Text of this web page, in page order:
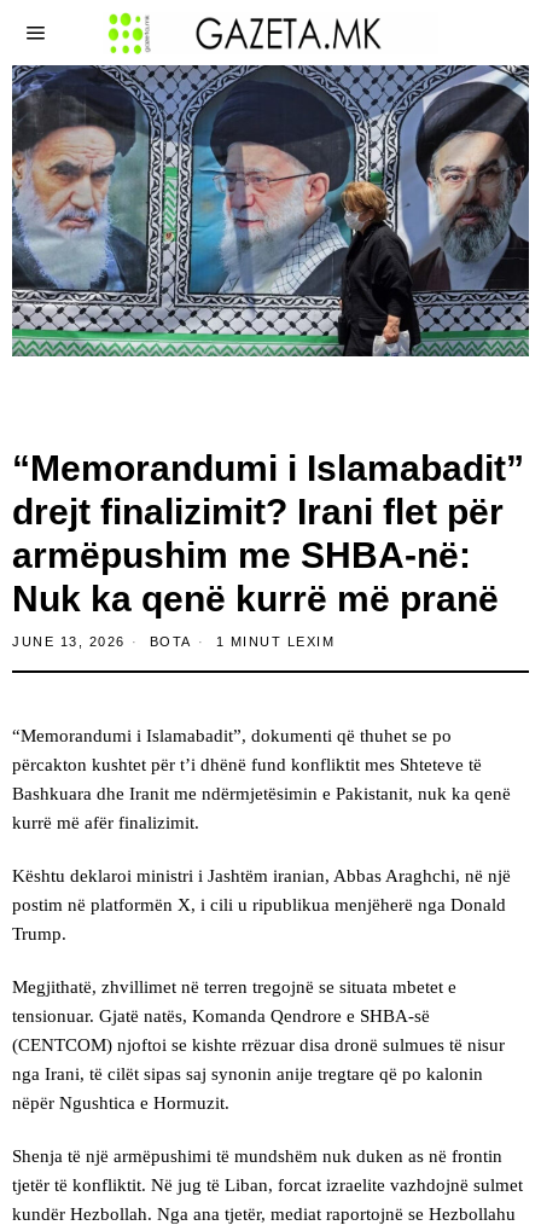
“Memorandumi i Islamabadit”
drejt finalizimit? Irani flet për
armëpushim me SHBA-në:
Nuk ka qenë kurrë më pranë
JUNE 13, 2026 BOTA 1 MINUT LEXIM
“Memorandumi i Islamabadit”, dokumenti që thuhet se po
përcakton kushtet për t’i dhënë fund konfliktit mes Shteteve të
Bashkuara dhe Iranit me ndërmjetësimin e Pakistanit, nuk ka qenë
kurrë më afër finalizimit.
Kështu deklaroi ministri i Jashtëm iranian, Abbas Araghchi, në një
postim në platformën X, i cili u ripublikua menjëherë nga Donald
Trump.
Megjithatë, zhvillimet në terren tregojnë se situata mbetet e
tensionuar. Gjatë natës, Komanda Qendrore e SHBA-së
(CENTCOM) njoftoi se kishte rrëzuar disa dronë sulmues të nisur
nga Irani, të cilët sipas saj synonin anije tregtare që po kalonin
nëpër Ngushtica e Hormuzit.
Shenja të një armëpushimi të mundshëm nuk duken as në frontin
tjetër të konfliktit. Në jug të Liban, forcat izraelite vazhdojnë sulmet
kundër Hezbollah. Nga ana tjetër, mediat raportojnë se Hezbollahu